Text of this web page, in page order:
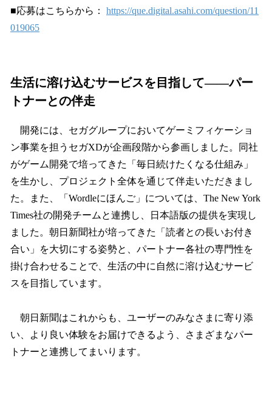
■応募はこちらから： https://que.digital.asahi.com/question/11
019065
生活に溶け込むサービスを目指して――パー
トナーとの伴走
開発には、セガグループにおいてゲーミフィケーショ
ン事業を担うセガXDが企画段階から参画しました。同社
がゲーム開発で培ってきた「毎日続けたくなる仕組み」
を生かし、プロジェクト全体を通じて伴走いただきまし
た。また、「Wordleにほんご」については、The New York
Times社の開発チームと連携し、日本語版の提供を実現し
ました。朝日新聞社が培ってきた「読者との長いお付き
合い」を大切にする姿勢と、パートナー各社の専門性を
掛け合わせることで、生活の中に自然に溶け込むサービ
スを目指しています。
朝日新聞はこれからも、ユーザーのみなさまに寄り添
い、より良い体験をお届けできるよう、さまざまなパー
トナーと連携してまいります。